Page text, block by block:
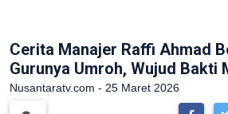
Cerita Manajer Raffi Ahmad
Gurunya Umroh, Wujud Bakti
Nusantaratv.com - 25 Maret 2026